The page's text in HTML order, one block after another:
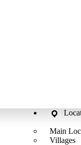
Main
Villages